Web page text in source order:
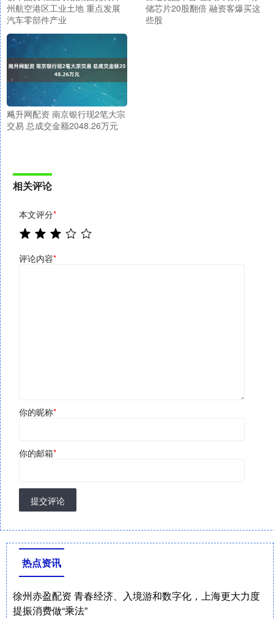
州航空港区工业土地 重点发展
汽车零部件产业
储芯片20股翻倍 融资客爆买这
些股
飚升网配资 南京银行现2笔大宗
交易 总成交金额2048.26万元
相关评论
本文评分*
评论内容*
你的昵称*
你的邮箱*
提交评论
热点资讯
徐州赤盈配资 青春经济、入境游和数字化，上海更大力度
提振消费做“乘法”